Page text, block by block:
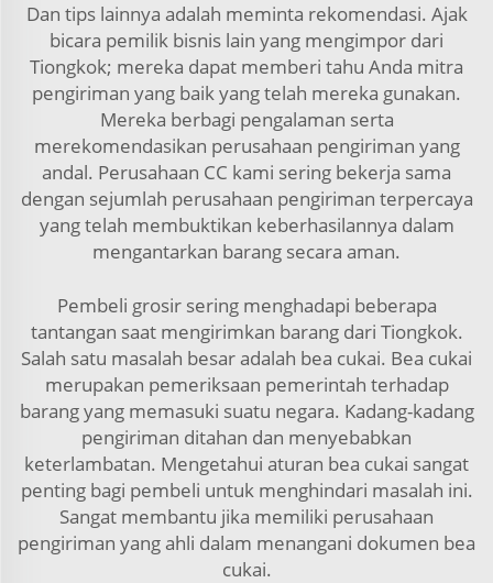
Dan tips lainnya adalah meminta rekomendasi. Ajak
bicara pemilik bisnis lain yang mengimpor dari
Tiongkok; mereka dapat memberi tahu Anda mitra
pengiriman yang baik yang telah mereka gunakan.
Mereka berbagi pengalaman serta
merekomendasikan perusahaan pengiriman yang
andal. Perusahaan CC kami sering bekerja sama
dengan sejumlah perusahaan pengiriman terpercaya
yang telah membuktikan keberhasilannya dalam
mengantarkan barang secara aman.
Pembeli grosir sering menghadapi beberapa
tantangan saat mengirimkan barang dari Tiongkok.
Salah satu masalah besar adalah bea cukai. Bea cukai
merupakan pemeriksaan pemerintah terhadap
barang yang memasuki suatu negara. Kadang-kadang
pengiriman ditahan dan menyebabkan
keterlambatan. Mengetahui aturan bea cukai sangat
penting bagi pembeli untuk menghindari masalah ini.
Sangat membantu jika memiliki perusahaan
pengiriman yang ahli dalam menangani dokumen bea
cukai.